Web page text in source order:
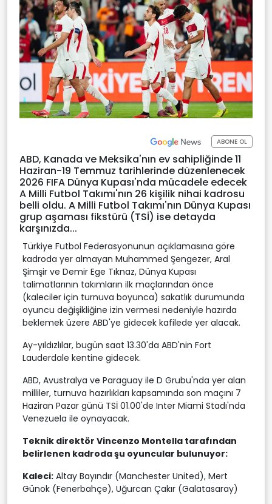
ABONE OL
ABD, Kanada ve Meksika'nın ev sahipliğinde 11
Haziran-19 Temmuz tarihlerinde düzenlenecek
2026 FIFA Dünya Kupası'nda mücadele edecek
A Milli Futbol Takımı'nın 26 kişilik nihai kadrosu
belli oldu. A Milli Futbol Takımı'nın Dünya Kupası
grup aşaması fikstürü (TSİ) ise detayda
karşınızda...
Türkiye Futbol Federasyonunun açıklamasına göre
kadroda yer almayan Muhammed Şengezer, Aral
Şimşir ve Demir Ege Tıknaz, Dünya Kupası
talimatlarının takımların ilk maçlarından önce
(kaleciler için turnuva boyunca) sakatlık durumunda
oyuncu değişikliğine izin vermesi nedeniyle hazırda
beklemek üzere ABD'ye gidecek kafilede yer alacak.
Ay-yıldızlılar, bugün saat 13.30'da ABD'nin Fort
Lauderdale kentine gidecek.
ABD, Avustralya ve Paraguay ile D Grubu'nda yer alan
milliler, turnuva hazırlıkları kapsamında son maçını 7
Haziran Pazar günü TSİ 01.00'de Inter Miami Stadı'nda
Venezuela ile oynayacak.
Teknik direktör Vincenzo Montella tarafından
belirlenen kadroda şu oyuncular bulunuyor:
Kaleci: Altay Bayındır (Manchester United), Mert
Günok (Fenerbahçe), Uğurcan Çakır (Galatasaray)